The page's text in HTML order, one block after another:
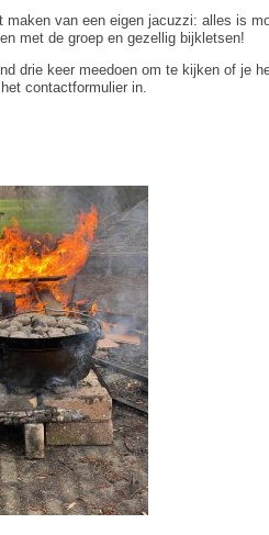
maken van een eigen jacuzzi: alles is
met de groep en gezellig bijkletsen!
drie keer meedoen om te kijken of je
contactformulier in.